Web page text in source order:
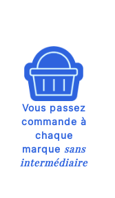
Vous passez
commande à
chaque
marque sans
intermédiaire